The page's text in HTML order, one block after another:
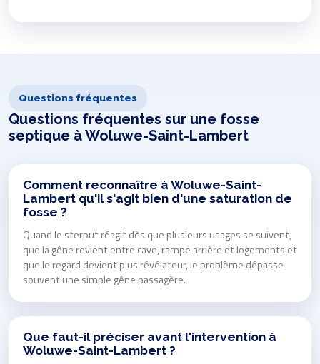
Questions fréquentes
Questions fréquentes sur une fosse
septique à Woluwe-Saint-Lambert
Comment reconnaître à Woluwe-Saint-
Lambert qu'il s'agit bien d'une saturation de
fosse ?
Quand le sterput réagit dès que plusieurs usages se suivent,
que la gêne revient entre cave, rampe arrière et logements et
que le regard devient plus révélateur, le problème dépasse
souvent une simple gêne passagère.
Que faut-il préciser avant l'intervention à
Woluwe-Saint-Lambert ?